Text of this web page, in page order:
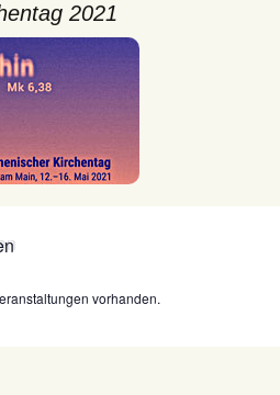
2021
vorhanden.